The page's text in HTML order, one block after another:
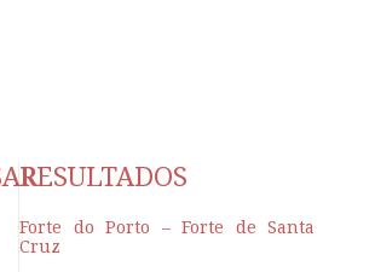
RESULTADOS
Forte do Porto – Forte de Santa
Cruz